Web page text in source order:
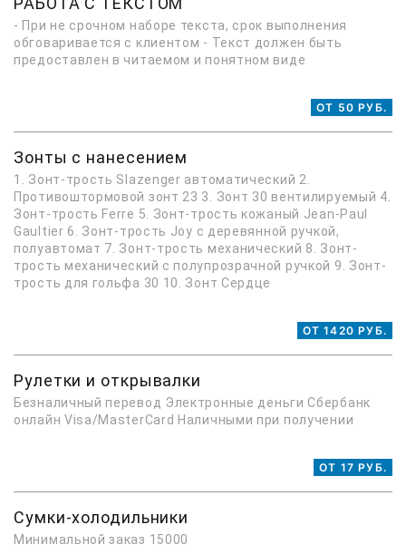
- При не срочном наборе текста, срок выполнения
обговаривается с клиентом - Текст должен быть
предоставлен в читаемом и понятном виде
ОТ 50 РУБ.
Зонты с нанесением
1. Зонт-трость Slazenger автоматический 2.
Противоштормовой зонт 23 3. Зонт 30 вентилируемый 4.
Зонт-трость Ferre 5. Зонт-трость кожаный Jean-Paul
Gaultier 6. Зонт-трость Joy с деревянной ручкой,
полуавтомат 7. Зонт-трость механический 8. Зонт-
трость механический с полупрозрачной ручкой 9. Зонт-
трость для гольфа 30 10. Зонт Сердце
ОТ 1420 РУБ.
Рулетки и открывалки
Безналичный перевод Электронные деньги Сбербанк
онлайн Visa/MasterCard Наличными при получении
ОТ 17 РУБ.
Сумки-холодильники
Минимальной заказ 15000